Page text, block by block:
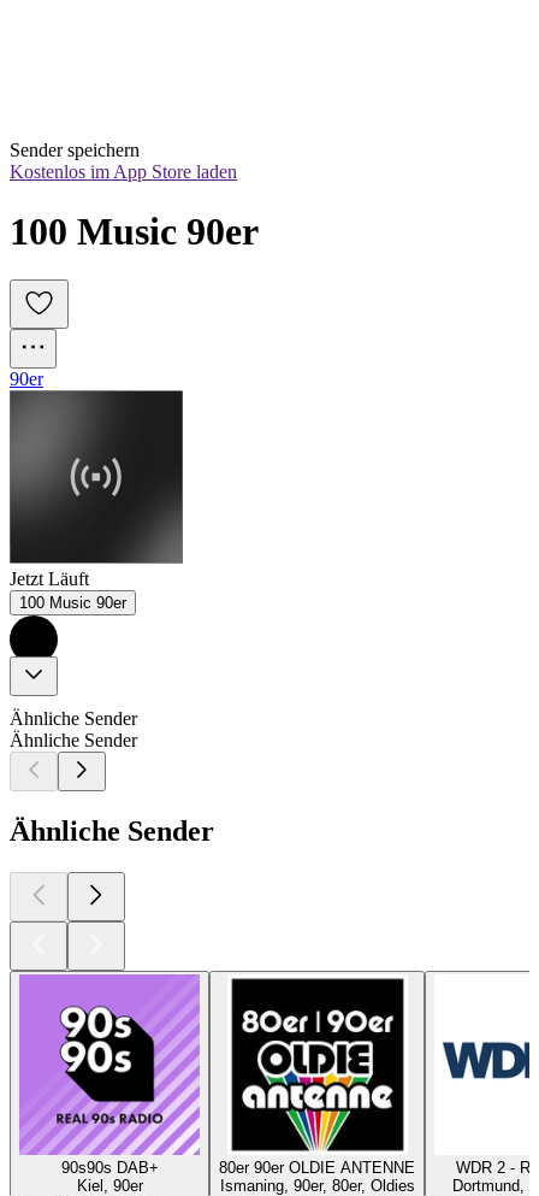
Sender speichern
Kostenlos im App Store laden
100 Music 90er
90er
Jetzt Läuft
100 Music 90er
Ähnliche Sender
Ähnliche Sender
Ähnliche Sender
90s90s DAB+
Kiel, 90er
80er 90er OLDIE ANTENNE
Ismaning, 90er, 80er, Oldies
WDR 2 -
Dortmund,